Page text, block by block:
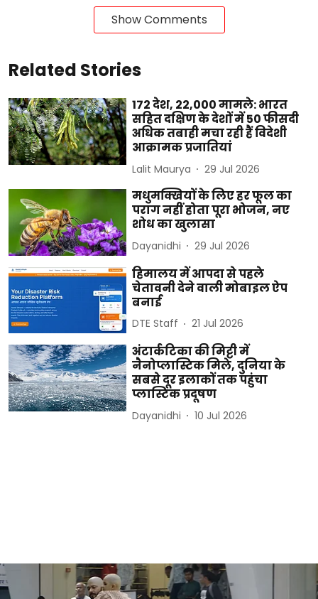
Show Comments
Related Stories
172 देश, 22,000 मामले: भारत
सहित दक्षिण के देशों में 50 फीसदी
अधिक तबाही मचा रही हैं विदेशी
आक्रामक प्रजातियां
Lalit Maurya 29 Jul 2026
मधुमक्खियों के लिए हर फूल का
पराग नहीं होता पूरा भोजन, नए
शोध का खुलासा
Dayanidhi 29 Jul 2026
हिमालय में आपदा से पहले
चेतावनी देने वाली मोबाइल ऐप
बनाई
DTE Staff 21 Jul 2026
अंटार्कटिका की मिट्टी में
नैनोप्लास्टिक मिले, दुनिया के
सबसे दूर इलाकों तक पहुंचा
प्लास्टिक प्रदूषण
Dayanidhi 10 Jul 2026